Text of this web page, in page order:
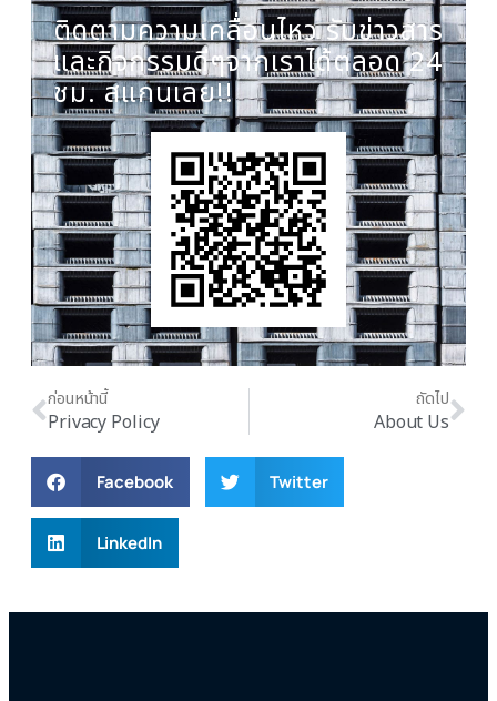
ติดตามความเคลื่อนไหว รับข่าวสาร
และกิจกรรมดีๆจากเราได้ตลอด 24
ชม. สแกนเลย!!
ก่อนหน้านี้
Privacy Policy
ถัดไป
About Us
Facebook Twitter
LinkedIn